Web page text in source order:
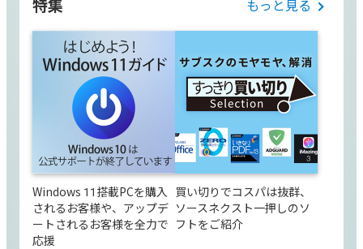
特集 もっと見る
Windows 11搭載PCを購入
されるお客様や、アップデ
ートされるお客様を全力で
応援
買い切りでコスパは抜群、
ソースネクスト一押しのソ
フトをご紹介